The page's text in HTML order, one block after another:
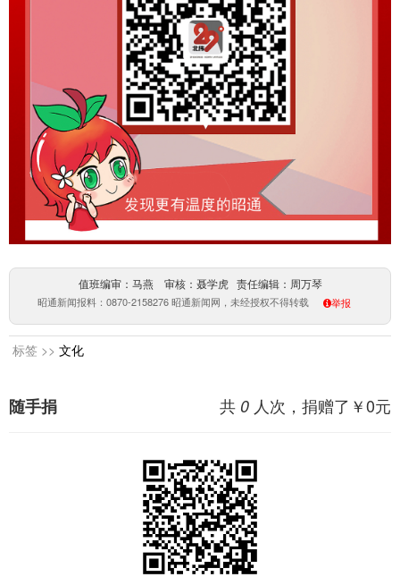
值班编审：马燕 审核：聂学虎 责任编辑：周万琴
昭通新闻报料：0870-2158276 昭通新闻网，未经授权不得转载 举报
标签 >> 文化
共 0 人次，捐赠了￥0元
随手捐